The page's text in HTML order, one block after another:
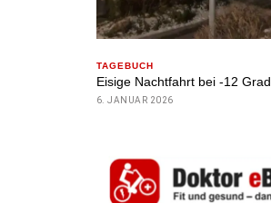
TAGEBUCH
Eisige Nachtfahrt bei -12 Grad
6. JANUAR 2026